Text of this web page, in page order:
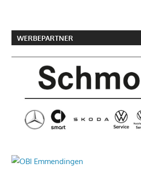
WERBEPARTNER